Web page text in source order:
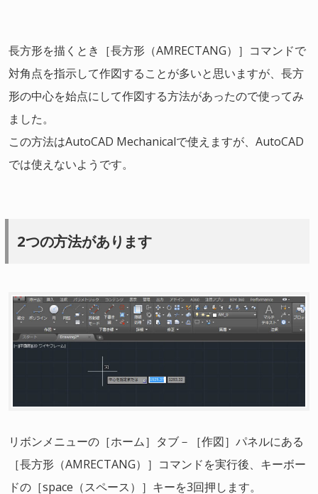
長方形を描くとき［長方形（AMRECTANG）］コマンドで
対角点を指示して作図することが多いと思いますが、長方
形の中心を始点にして作図する方法があったので使ってみ
ました。
この方法はAutoCAD Mechanicalで使えますが、AutoCAD
では使えないようです。
2つの方法があります
リボンメニューの［ホーム］タブ－［作図］パネルにある
［長方形（AMRECTANG）］コマンドを実行後、キーボー
ドの［space（スペース）］キーを3回押します。